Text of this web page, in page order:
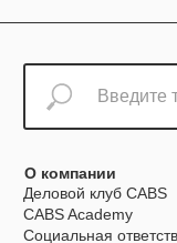
О компании
Социальная
Деловой клуб CABS
CABS Academy